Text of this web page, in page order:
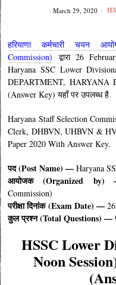
March 29, 2020
हरियाणा कर्मचारी चयन
Commission)
द्वारा 26
Haryana SSC Lower
DEPARTMENT, HARYANA
(Answer Key) यहाँ पर उपलब्ध है
Haryana Staff Selection
Clerk, DHBVN, UHBVN &
Paper 2020 With Answer Key.
पद (Post Name) — Haryana
आयोजक (Organized by)
Commission)
परीक्षा दिनांक (Exam Date) —
कुल प्रश्न (Total Questions) —
HSSC Lower
Noon Session